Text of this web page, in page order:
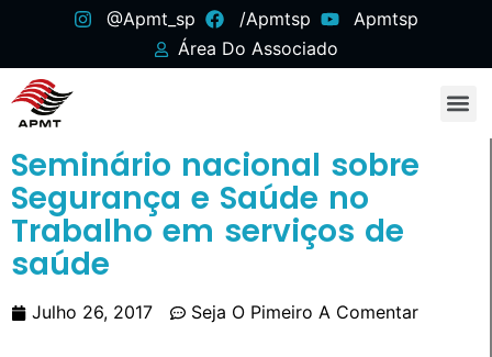
@apmt_sp /apmtsp
Apmtsp
Área Do Associado
Seminário nacional sobre
Segurança e Saúde no
Trabalho em serviços de
saúde
Julho 26, 2017 Seja O Pimeiro A Comentar